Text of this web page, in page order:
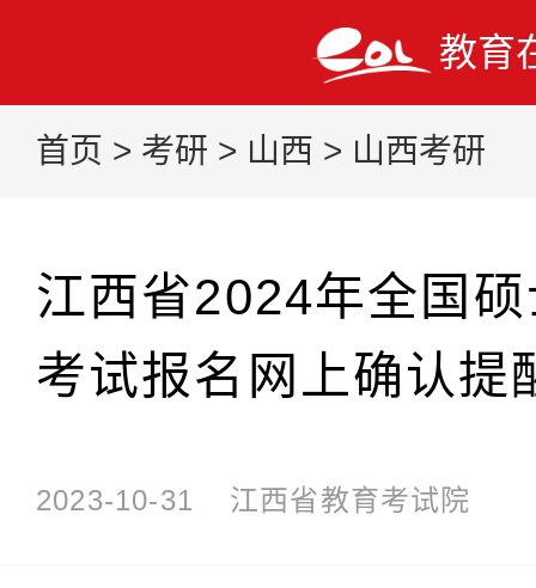
教育
首页 > 考研 > 山西 > 山西考研
江西省2024年全国
考试报名网上确认提
2023-10-31 江西省教育考试院